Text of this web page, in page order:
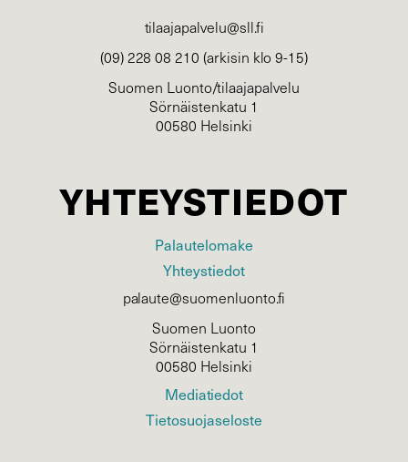
tilaajapalvelu@sll.fi
(09) 228 08 210 (arkisin klo 9-15)
Suomen Luonto/tilaajapalvelu
Sörnäistenkatu 1
00580 Helsinki
YHTEYSTIEDOT
Palautelomake
Yhteystiedot
palaute@suomenluonto.fi
Suomen Luonto
Sörnäistenkatu 1
00580 Helsinki
Mediatiedot
Tietosuojaseloste